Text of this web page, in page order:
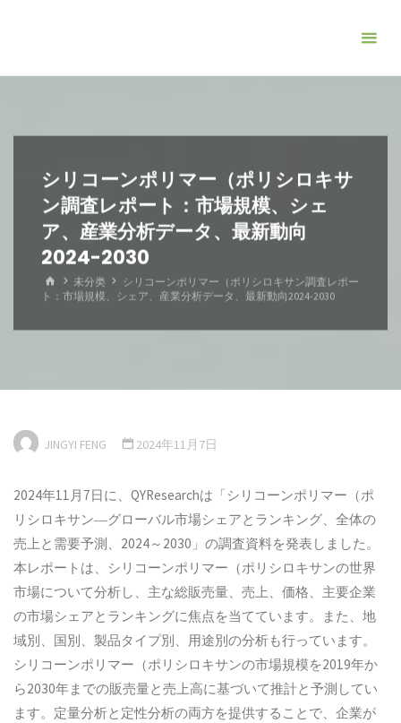
シリコーンポリマー（ポリシロキサ
ン調査レポート：市場規模、シェ
ア、産業分析データ、最新動向
2024-2030
ホ
ー
未分类
シリコーンポリマー（ポリシロキサン調査レポー
ト：市場規模、シェア、産業分析データ、最新動向2024-2030
JINGYI FENG 2024年11月7日
2024年11月7日に、QYResearchは「シリコーンポリマー（ポ
リシロキサン―グローバル市場シェアとランキング、全体の
売上と需要予測、2024～2030」の調査資料を発表しました。
本レポートは、シリコーンポリマー（ポリシロキサンの世界
市場について分析し、主な総販売量、売上、価格、主要企業
の市場シェアとランキングに焦点を当てています。また、地
域別、国別、製品タイプ別、用途別の分析も行っています。
シリコーンポリマー（ポリシロキサンの市場規模を2019年か
ら2030年までの販売量と売上高に基づいて推計と予測してい
ます。定量分析と定性分析の両方を提供することで、企業が